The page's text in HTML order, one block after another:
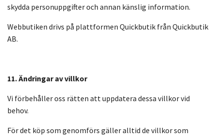
skydda personuppgifter och annan känslig information.
Webbutiken drivs på plattformen Quickbutik från Quickbutik
AB.
11. Ändringar av villkor
Vi förbehåller oss rätten att uppdatera dessa villkor vid
behov.
För det köp som genomförs gäller alltid de villkor som